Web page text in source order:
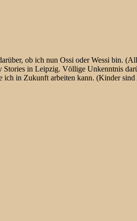
ob ich nun Ossi oder Wessi bin.
Stories in Leipzig. Völlige Unkenntnis
in Zukunft arbeiten kann. (Kinder